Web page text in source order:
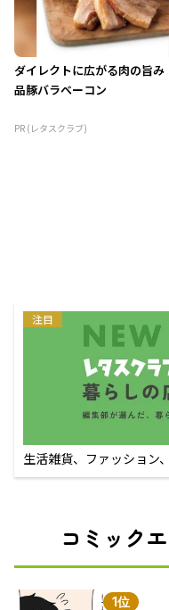
ダイレクトに広がる肉の旨み
品豚バラベーコン
PR (レタスクラブ)
注目
生活雑貨、ファッション
えるECサイト
コミック
1位